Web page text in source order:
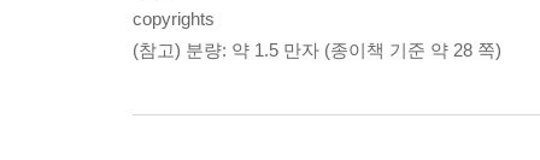
copyrights
(참고) 분량: 약 1.5 만자 (종이책 기준 약 28 쪽)